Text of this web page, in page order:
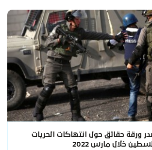
ورقة حقائق حول انتهاكات الحريات
خلال مارس 2022